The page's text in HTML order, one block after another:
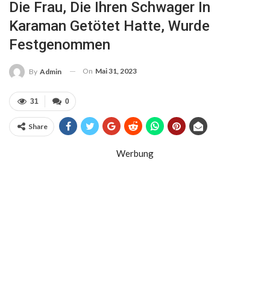
Die Frau, Die Ihren Schwager In
Karaman Getötet Hatte, Wurde
Festgenommen
By Admin On Mai 31, 2023
0
31
Share
Werbung